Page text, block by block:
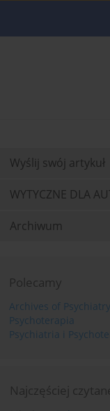
Wyślij swój artykuł
WYTYCZNE DLA
Archiwum
Polecamy
Archives of
Psychoterapia
Psychiatria i
Najczęściej